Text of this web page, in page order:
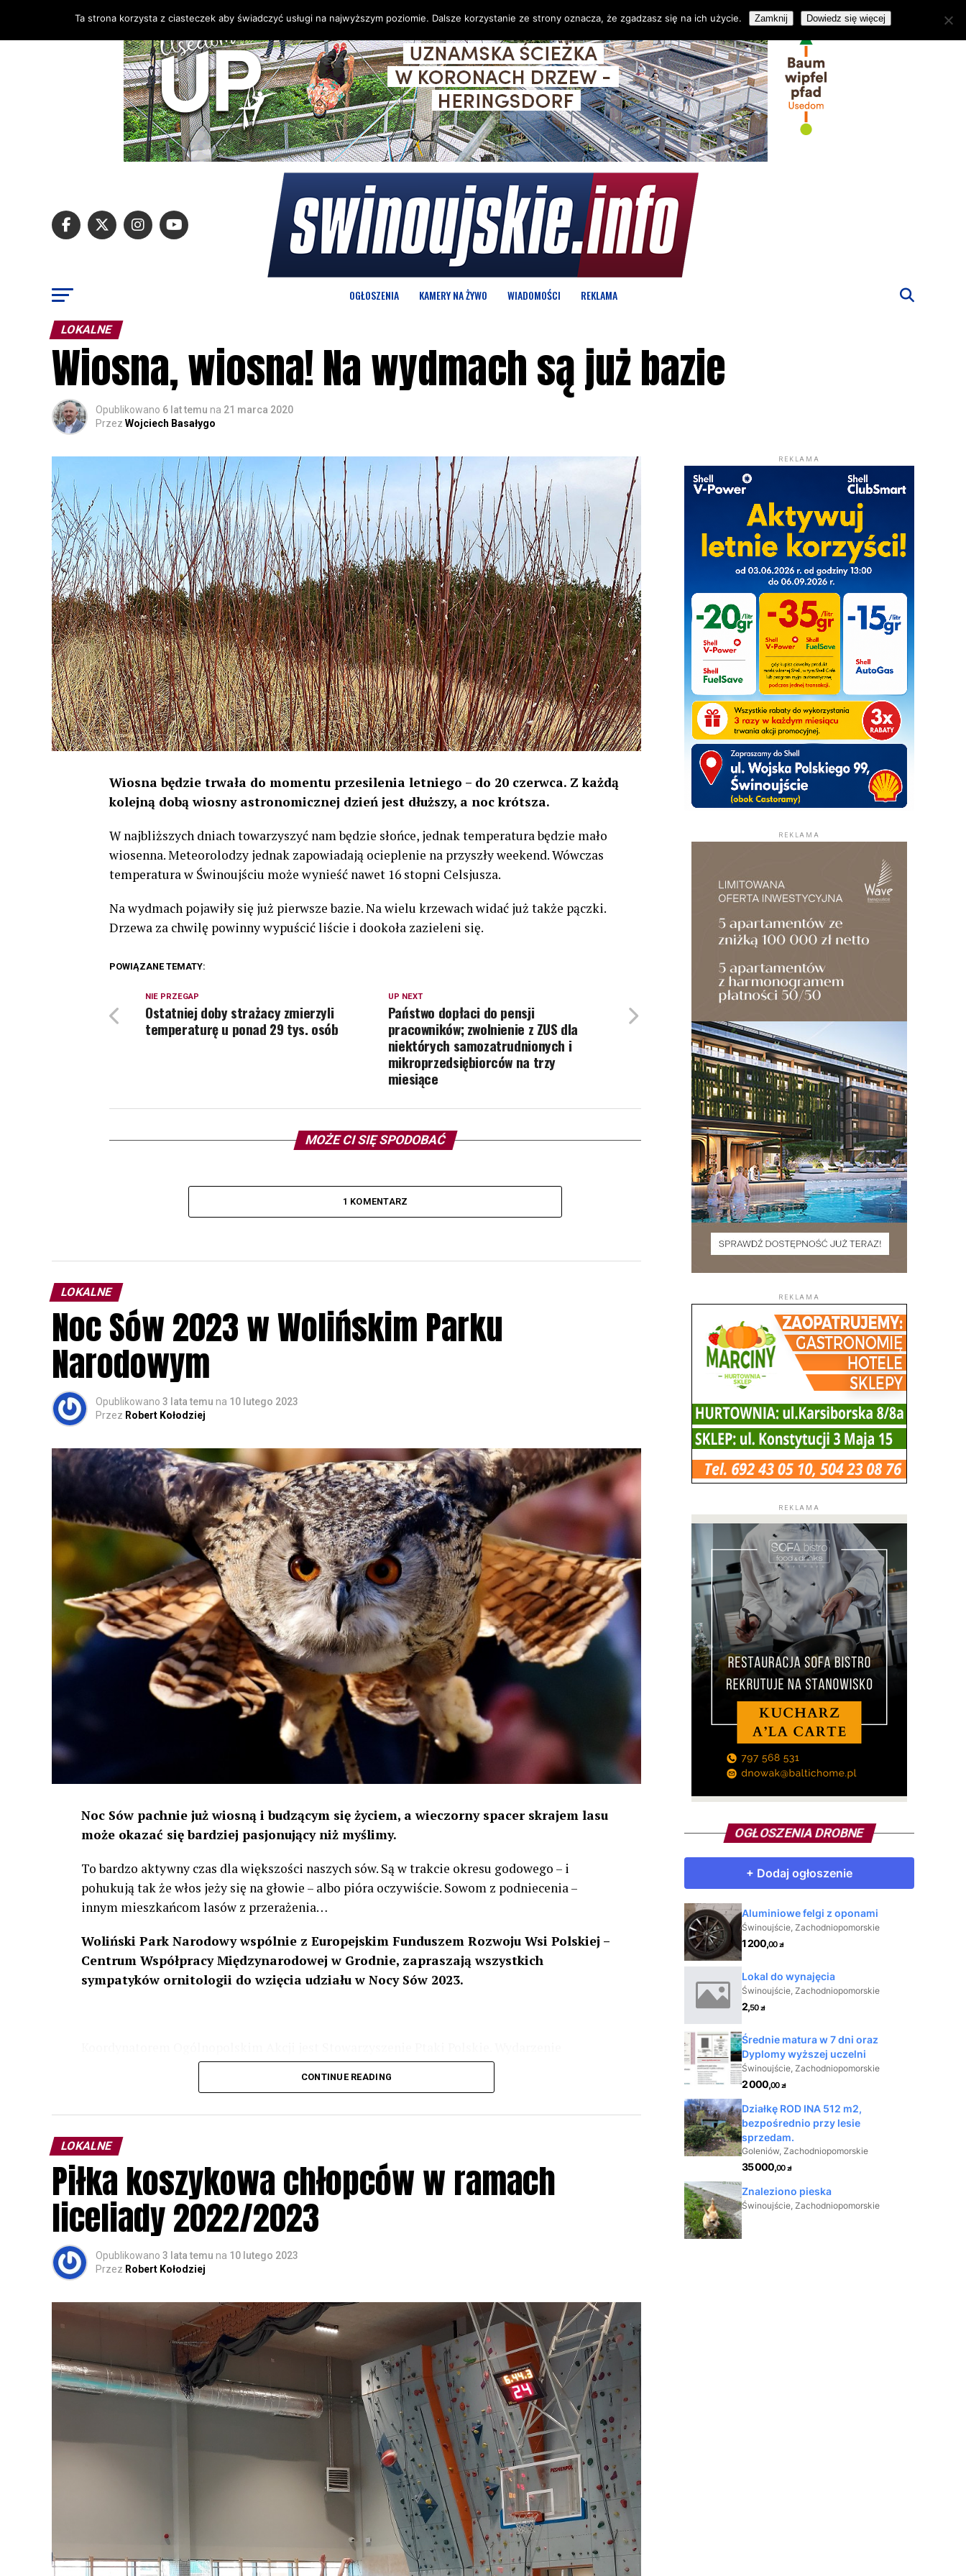
OGŁOSZENIA KAMERY NA ŻYWO WIADOMOŚCI REKLAMA
LOKALNE
Wiosna, wiosna! Na wydmach są już bazie
Opublikowano 6 lat temu na 21 marca 2020
Przez Wojciech Basałygo
Wiosna będzie trwała do momentu przesilenia letniego – do 20 czerwca. Z każdą
kolejną dobą wiosny astronomicznej dzień jest dłuższy, a noc krótsza.
W najbliższych dniach towarzyszyć nam będzie słońce, jednak temperatura będzie mało
wiosenna. Meteorolodzy jednak zapowiadają ocieplenie na przyszły weekend. Wówczas
temperatura w Świnoujściu może wynieść nawet 16 stopni Celsjusza.
Na wydmach pojawiły się już pierwsze bazie. Na wielu krzewach widać już także pączki.
Drzewa za chwilę powinny wypuścić liście i dookoła zazieleni się.
POWIĄZANE TEMATY:
UP NEXT
Państwo dopłaci do pensji
pracowników; zwolnienie z ZUS dla
niektórych samozatrudnionych i
mikroprzedsiębiorców na trzy
miesiące
NIE PRZEGAP
Ostatniej doby strażacy zmierzyli
temperaturę u ponad 29 tys. osób
MOŻE CI SIĘ SPODOBAĆ
1 KOMENTARZ
LOKALNE
Noc Sów 2023 w Wolińskim Parku
Narodowym
Opublikowano 3 lata temu na 10 lutego 2023
Przez Robert Kołodziej
Noc Sów pachnie już wiosną i budzącym się życiem, a wieczorny spacer skrajem lasu
może okazać się bardziej pasjonujący niż myślimy.
To bardzo aktywny czas dla większości naszych sów. Są w trakcie okresu godowego – i
pohukują tak że włos jeży się na głowie – albo pióra oczywiście. Sowom z podniecenia –
innym mieszkańcom lasów z przerażenia…
Woliński Park Narodowy wspólnie z Europejskim Funduszem Rozwoju Wsi Polskiej –
Centrum Współpracy Międzynarodowej w Grodnie, zapraszają wszystkich
sympatyków ornitologii do wzięcia udziału w Nocy Sów 2023.
odbędzie się w dniach24 i 25 lutego 2023 r. wg harmonogramu przedstawionego na
Wszystkich uczestników zapraszamy do udziału w Akcji, włączenia się w aktywne
rozpoznawanie głosów sów i wymianę doświadczeń przy grillu.Na wydarzenie obowiązują
zapisy.
CONTINUE READING
LOKALNE
Piłka koszykowa chłopców w ramach
liceliady 2022/2023
Opublikowano 3 lata temu na 10 lutego 2023
Przez Robert Kołodziej
REKLAMA
REKLAMA
REKLAMA
REKLAMA
OGŁOSZENIA DROBNE
Ta strona korzysta z ciasteczek aby świadczyć usługi na najwyższym poziomie. Dalsze korzystanie ze strony oznacza, że zgadzasz się na ich użycie. Zamknij Dowiedz się więcej